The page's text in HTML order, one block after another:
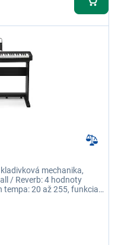
mechanika,
/ Reverb: 4 hodnoty
tempa: 20 až 255, funkcia